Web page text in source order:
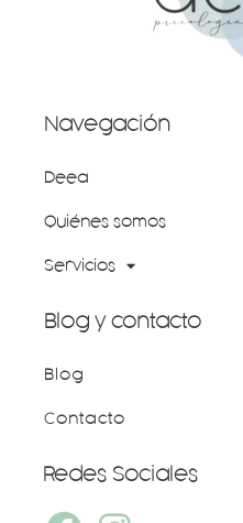
Navegación
Deea
Quiénes somos
Servicios
Blog y contacto
Blog
Contacto
Redes Sociales